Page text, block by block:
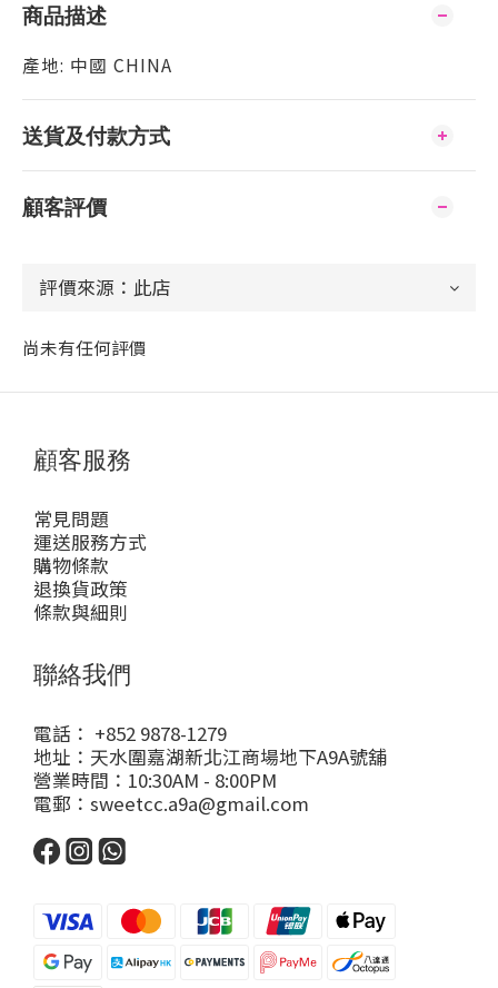
商品描述
產地: 中國 CHINA
送貨及付款方式
顧客評價
尚未有任何評價
顧客服務
常見問題
運送服務方式
購物條款
退換貨政策
條款與細則
聯絡我們
電話： +852 9878-1279
地址：天水圍嘉湖新北江商場地下A9A號舖
營業時間：10:30AM - 8:00PM
電郵：sweetcc.a9a@gmail.com